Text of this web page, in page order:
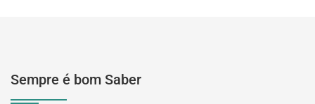
Sempre é bom Saber